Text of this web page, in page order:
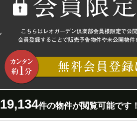
19,134件の物件が閲覧可能です！